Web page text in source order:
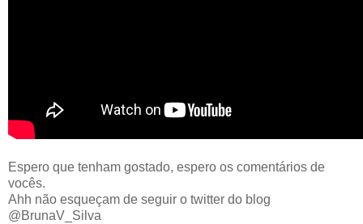
Espero que tenham gostado, espero os comentários de
vocês.
Ahh não esqueçam de seguir o twitter do blog
@BrunaV_Silva